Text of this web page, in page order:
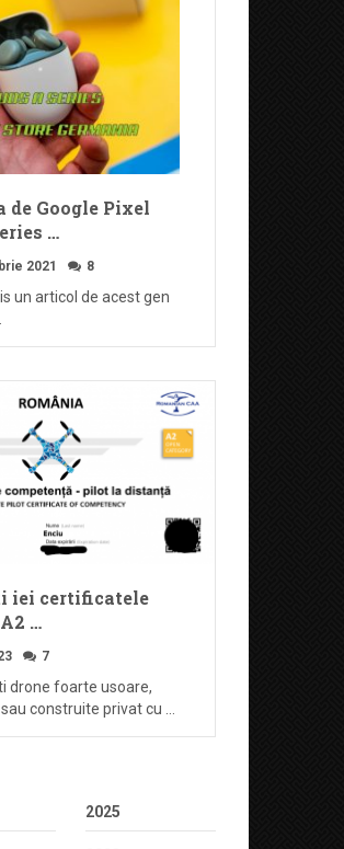
de Google Pixel
…
2021 8
un articol de acest gen
iei certificatele
…
7
drone foarte usoare,
construite privat cu …
2025